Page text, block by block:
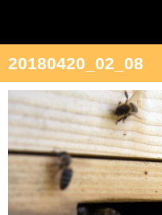
20180420_02_08